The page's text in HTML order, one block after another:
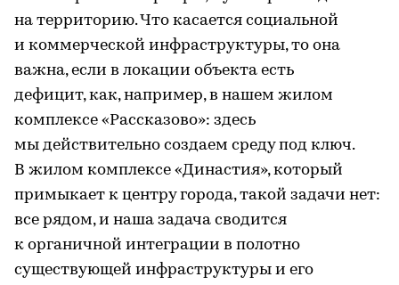
на территорию. Что касается социальной
и коммерческой инфраструктуры, то она
важна, если в локации объекта есть
дефицит, как, например, в нашем жилом
комплексе «Рассказово»: здесь
мы действительно создаем среду под ключ.
В жилом комплексе «Династия», который
примыкает к центру города, такой задачи нет:
все рядом, и наша задача сводится
к органичной интеграции в полотно
существующей инфраструктуры и его